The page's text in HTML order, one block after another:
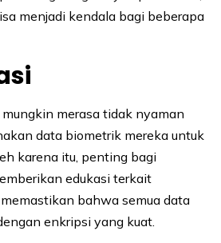
menjadi kendala bagi beberapa
merasa tidak nyaman
data biometrik mereka untuk
karena itu, penting bagi
edukasi terkait
bahwa semua data
enkripsi yang kuat.